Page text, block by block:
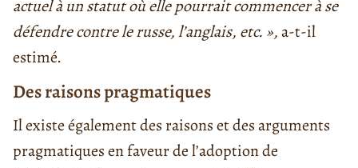
actuel à un statut où elle pourrait commencer à se
défendre contre le russe, l’anglais, etc. »,a-t-il
estimé.
Des raisons pragmatiques
Il existe également des raisons et des arguments
pragmatiques en faveur de l’adoption de